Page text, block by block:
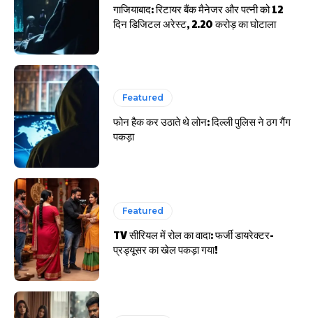
गाजियाबाद: रिटायर बैंक मैनेजर और पत्नी को 12
दिन डिजिटल अरेस्ट, 2.20 करोड़ का घोटाला
Featured
फोन हैक कर उठाते थे लोन: दिल्ली पुलिस ने ठग गैंग
पकड़ा
Featured
TV सीरियल में रोल का वादा: फर्जी डायरेक्टर-
प्रड्यूसर का खेल पकड़ा गया!